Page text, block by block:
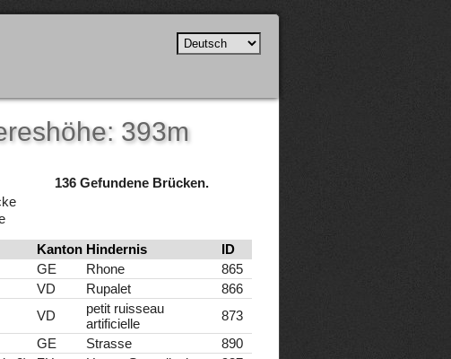
393m
136 Gefundene Brücken.
Kanton Hindernis
ID
GE Rhone
865
VD Rupalet
866
VD
petit ruisseau
artificielle
873
GE Strasse
890